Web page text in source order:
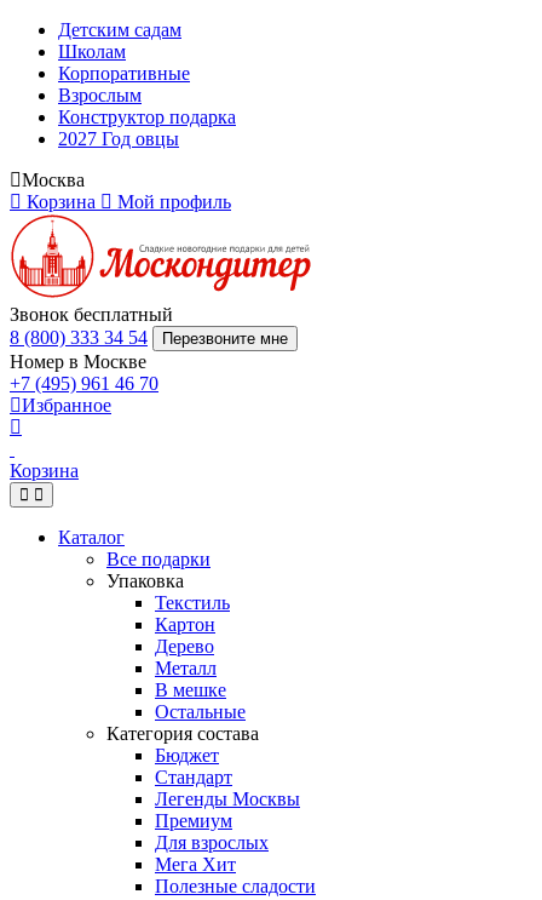
Детским садам
Школам
Корпоративные
Взрослым
Конструктор подарка
2027 Год овцы
Москва
Корзина
Мой профиль
Звонок бесплатный
8 (800) 333 34 54
Перезвоните мне
Номер в Москве
+7 (495) 961 46 70
Избранное
Корзина
Каталог
Все подарки
Упаковка
Текстиль
Картон
Дерево
Металл
В мешке
Остальные
Категория состава
Бюджет
Стандарт
Легенды Москвы
Премиум
Для взрослых
Мега Хит
Полезные сладости